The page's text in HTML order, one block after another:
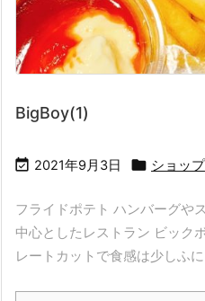
BigBoy(1)
 2021年9月3日  ショップ
フライドポテト ハンバーグや
中心としたレストラン ビック
レートカットで食感は少しふ